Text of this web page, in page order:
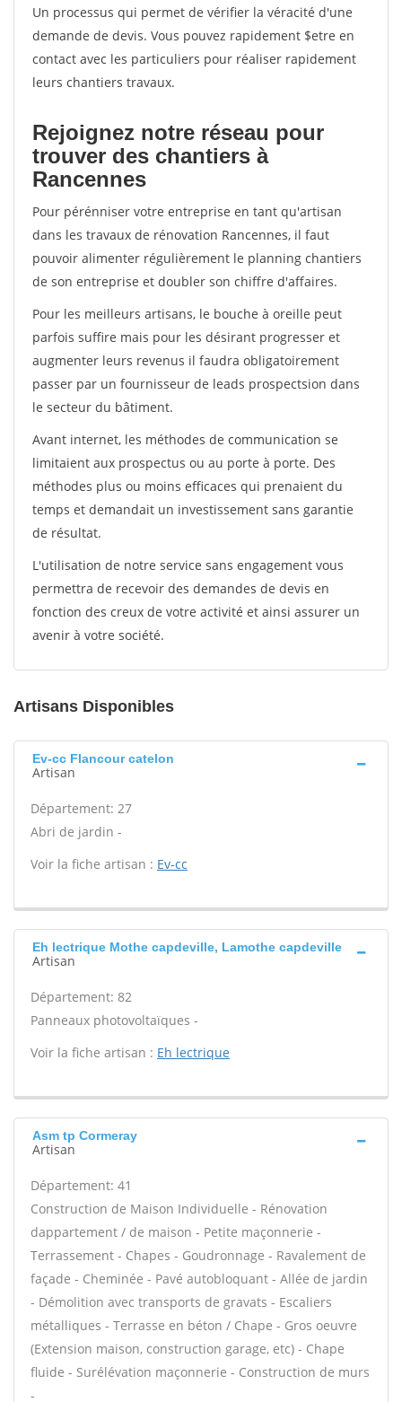
Un processus qui permet de vérifier la véracité d'une
demande de devis. Vous pouvez rapidement $etre en
contact avec les particuliers pour réaliser rapidement
leurs chantiers travaux.
Rejoignez notre réseau pour
trouver des chantiers à
Rancennes
Pour pérénniser votre entreprise en tant qu'artisan
dans les travaux de rénovation Rancennes, il faut
pouvoir alimenter régulièrement le planning chantiers
de son entreprise et doubler son chiffre d'affaires.
Pour les meilleurs artisans, le bouche à oreille peut
parfois suffire mais pour les désirant progresser et
augmenter leurs revenus il faudra obligatoirement
passer par un fournisseur de leads prospectsion dans
le secteur du bâtiment.
Avant internet, les méthodes de communication se
limitaient aux prospectus ou au porte à porte. Des
méthodes plus ou moins efficaces qui prenaient du
temps et demandait un investissement sans garantie
de résultat.
L'utilisation de notre service sans engagement vous
permettra de recevoir des demandes de devis en
fonction des creux de votre activité et ainsi assurer un
avenir à votre société.
Artisans Disponibles
Ev-cc Flancour catelon
Artisan
Département: 27
Abri de jardin -
Voir la fiche artisan : Ev-cc
Eh lectrique Mothe capdeville, Lamothe capdeville
Artisan
Département: 82
Panneaux photovoltaïques -
Voir la fiche artisan : Eh lectrique
Asm tp Cormeray
Artisan
Département: 41
Construction de Maison Individuelle - Rénovation
dappartement / de maison - Petite maçonnerie -
Terrassement - Chapes - Goudronnage - Ravalement de
façade - Cheminée - Pavé autobloquant - Allée de jardin
- Démolition avec transports de gravats - Escaliers
métalliques - Terrasse en béton / Chape - Gros oeuvre
(Extension maison, construction garage, etc) - Chape
fluide - Surélévation maçonnerie - Construction de murs
-